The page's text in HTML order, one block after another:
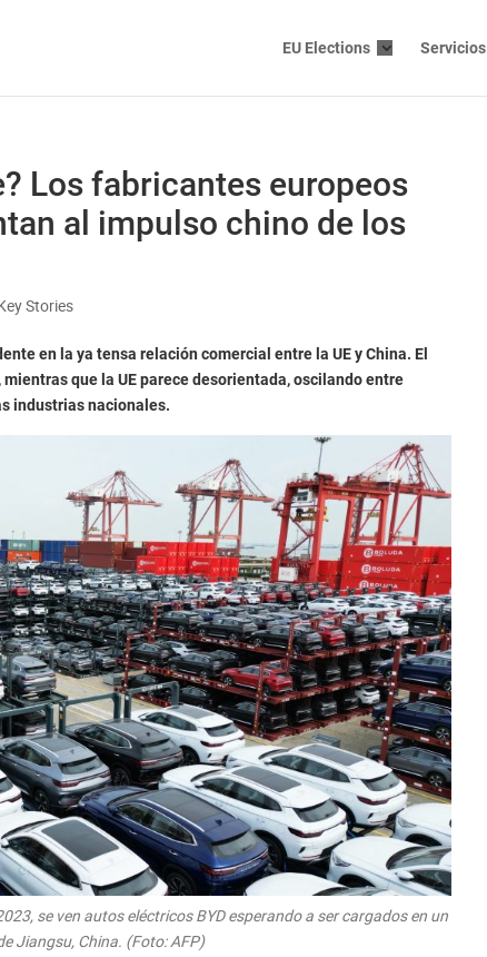
EU Elections Servicios
Los fabricantes europeos
al impulso chino de los
Stories
en la ya tensa relación comercial entre la UE y China. El
que la UE parece desorientada, oscilando entre
industrias nacionales.
se ven autos eléctricos BYD esperando a ser cargados en un
Jiangsu, China. (Foto: AFP)